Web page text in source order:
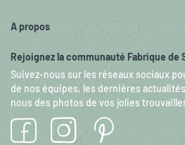
A propos
Rejoignez la communauté Fabrique de
Suivez-nous sur les réseaux sociaux
de nos équipes, les dernières
nous des photos de vos jolies